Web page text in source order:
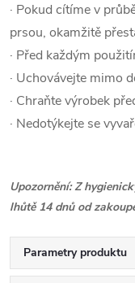
· Pokud cítíme v
prsou, okamžitě
· Před každým
· Uchovávejte mimo
· Chraňte výrobek
· Nedotýkejte se
Upozornění: Z
lhůtě 14 dnů od
Parametry produktu